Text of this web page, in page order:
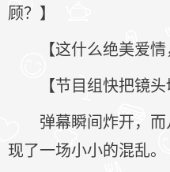
顾？】
【这什么绝美爱
【节目组快把镜
弹幕瞬间炸开，
现了一场小小的混乱。